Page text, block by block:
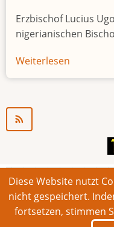
Erzbischof Lucius
nigerianischen
Weiterlesen
© 2026 Bonner
Footer
Impressum Kontakt
Diese Website nutzt
nicht gespeichert.
fortsetzen, stimmen